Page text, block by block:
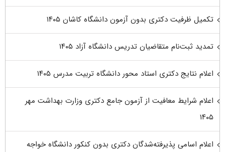
تکمیل ظرفیت دکتری بدون آزمون دانشگاه کاشان ۱۴۰۵
تمدید ثبت‌نام متقاضیان تدریس دانشگاه آزاد ۱۴۰۵
اعلام نتایج دکتری استاد محور دانشگاه تربیت مدرس ۱۴۰۵
اعلام شرایط معافیت از آزمون جامع دکتری وزارت بهداشت مهر
۱۴۰۵
اعلام اسامی پذیرفته‌شدگان دکتری بدون کنکور دانشگاه خواجه